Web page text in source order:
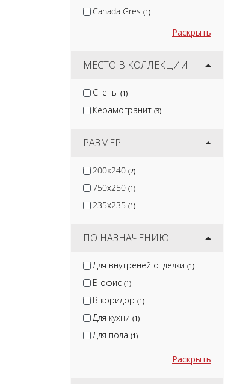
Canada Gres (1)
Venux Surface S.L.U (13)
Keratile (48)
Monopole
Раскрыть
МЕСТО В КОЛЛЕКЦИИ
Стены (1)
Керамогранит (3)
РАЗМЕР
200x240 (2)
750x250 (1)
235x235 (1)
ПО НАЗНАЧЕНИЮ
Для внутреней отделки (1)
В офис (1)
В коридор (1)
Для кухни (1)
Для пола (1)
Раскрыть